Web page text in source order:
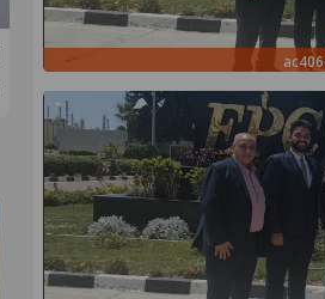
يتفق على زيادة طفيفة في
خلال سبتمبر